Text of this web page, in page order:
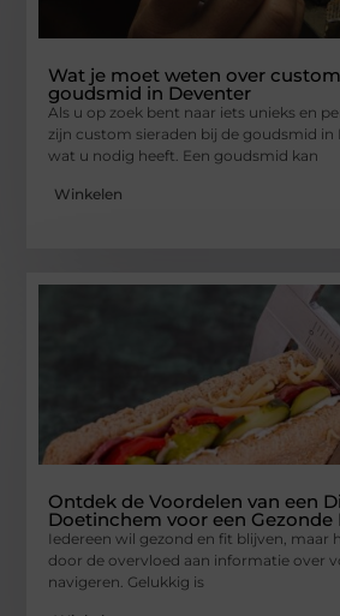
Wat je moet weten over
goudsmid in Deventer
Als u op zoek bent naar iets unieks en
zijn custom sieraden bij de goudsmid in
wat u nodig heeft. Een goudsmid kan
Winkelen
Ontdek de Voordelen van een
Doetinchem voor een Gezonde
Iedereen wil gezond en fit blijven, maar
door de overvloed aan informatie over
navigeren. Gelukkig is